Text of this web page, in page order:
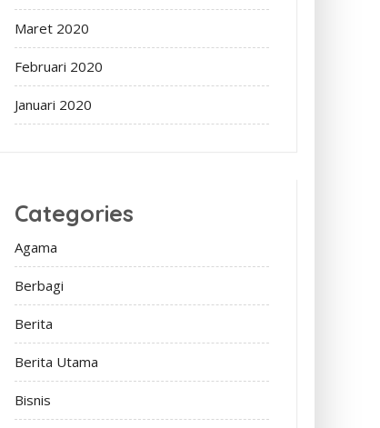
Maret 2020
Februari 2020
Januari 2020
Categories
Agama
Berbagi
Berita
Berita Utama
Bisnis